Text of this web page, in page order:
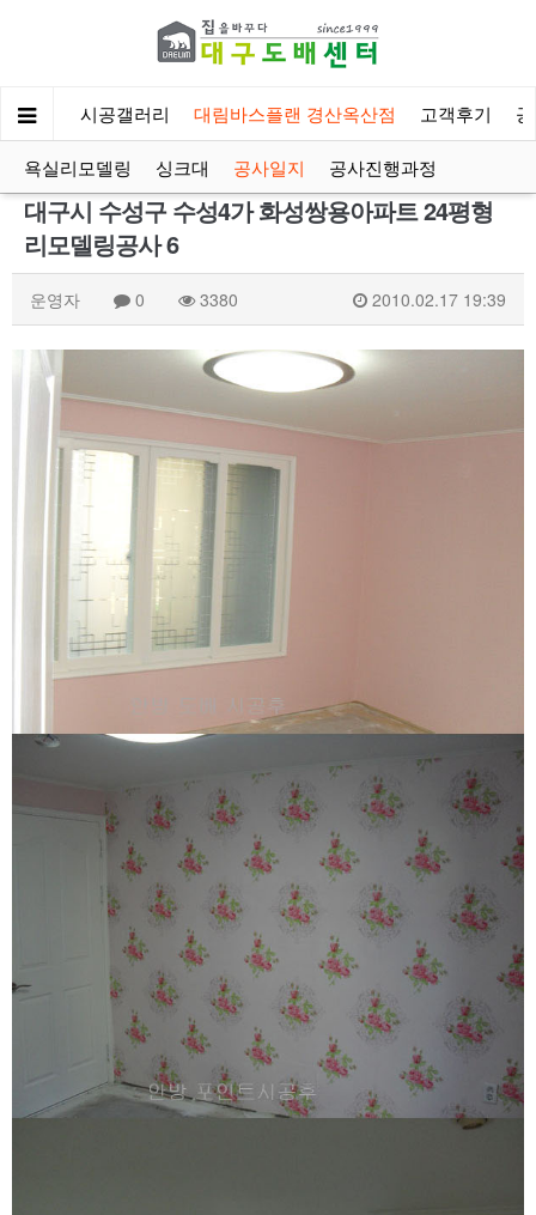
소개 시공갤러리 대림바스플랜 경산옥산점 고객후기
욕실리모델링 싱크대 공사일지 공사진행과정
대구시 수성구 수성4가 화성쌍용아파트 24평형
리모델링공사 6
운영자 0 3380 2010.02.17 19:39